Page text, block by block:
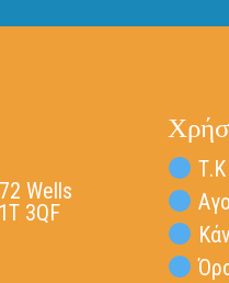
72 Wells
3QF
Τ.Κ